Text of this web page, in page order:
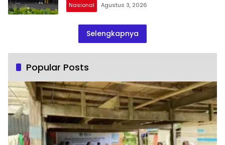
Nasional Agustus 3, 2026
Selengkapnya
Popular Posts